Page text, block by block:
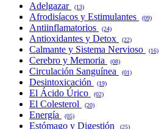
Adelgazar (13)
Afrodisíacos y Estimulantes (09)
Antiinflamatorios (24)
Antioxidantes y Detox (22)
Calmante y Sistema Nervioso (16)
Cerebro y Memoria (08)
Circulación Sanguínea (01)
Desintoxicación (19)
El Ácido Úrico (02)
El Colesterol (20)
Energía (05)
Estómago y Digestión (25)